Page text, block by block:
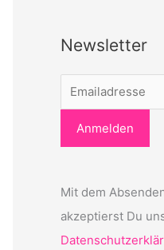
Newsletter
Mit dem
akzeptierst Du